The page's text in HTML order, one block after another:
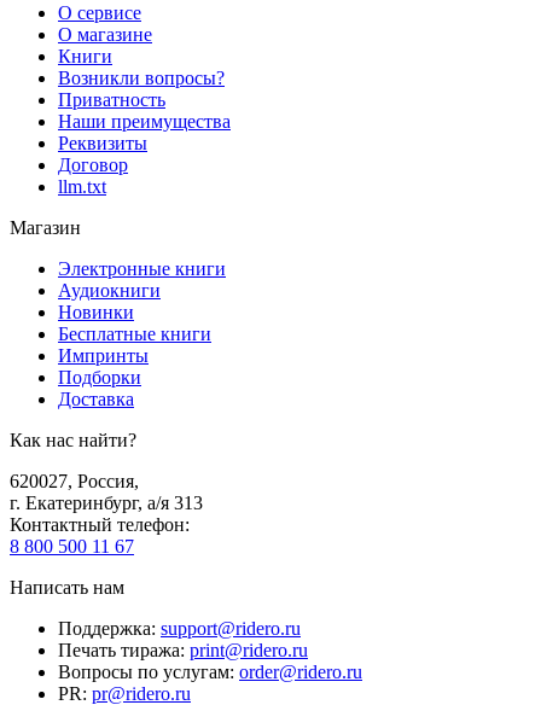
О сервисе
О магазине
Книги
Возникли вопросы?
Приватность
Наши преимущества
Реквизиты
Договор
llm.txt
Магазин
Электронные книги
Аудиокниги
Новинки
Бесплатные книги
Импринты
Подборки
Доставка
Как нас найти?
620027, Россия,
г. Екатеринбург, а/я 313
Контактный телефон:
8 800 500 11 67
Написать нам
Поддержка: support@ridero.ru
Печать тиража: print@ridero.ru
Вопросы по услугам: order@ridero.ru
PR: pr@ridero.ru